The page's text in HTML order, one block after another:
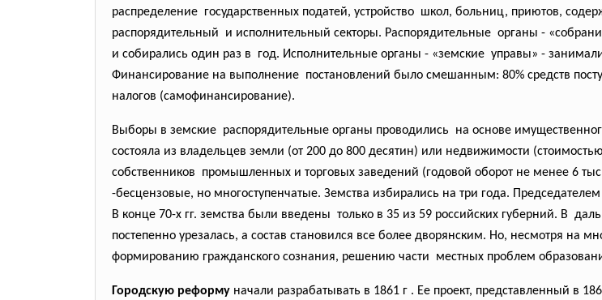
распределение государственных податей, устройство школ, больниц, приютов,
распорядительный и исполнительный секторы. Распорядительные органы -
и собирались один раз в год. Исполнительные органы - «земские управы» -
Финансирование на выполнение постановлений было смешанным: 80% средств
налогов (самофинансирование).
Выборы в земские распорядительные органы проводились на основе
состояла из владельцев земли (от 200 до 800 десятин) или недвижимости
собственников промышленных и торговых заведений (годовой оборот не менее 6
-бесцензовые, но многоступенчатые. Земства избирались на три года.
В конце 70-х гг. земства были введены только в 35 из 59 российских губерний. В
постепенно урезалась, а состав становился все более дворянским. Но, несмотря на
формированию гражданского сознания, решению части местных проблем
Городскую реформу начали разрабатывать в 1861 г . Ее проект, представленный в